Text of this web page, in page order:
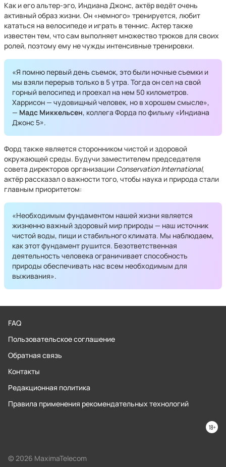
Как и его альтер-эго, Индиана Джонс, актёр ведёт очень
активный образ жизни. Он «немного» тренируется, любит
кататься на велосипеде и играть в теннис. Актер также
известен тем, что сам выполняет множество трюков для своих
ролей, поэтому ему не чужды интенсивные тренировки.
«Я помню первый день съемок, это были ночные съемки и
мы взяли перерыв только в 5 утра. Тогда он сел на свой
горный велосипед и проехал на нем 50 километров.
Харрисон — чудовищный человек, но в хорошем смысле»,
— Мадс Миккельсен, коллега Форда по фильму «Индиана
Джонс 5».
Форд также является сторонником чистой и здоровой
окружающей среды. Будучи заместителем председателя
совета директоров организации Conservation International,
актёр рассказал о важности того, чтобы наука и природа стали
главным приоритетом:
«Необходимым фундаментом нашей жизни является
жизненно важный здоровый мир природы — наш источник
чистой воды, пищи и стабильного климата. Мы наблюдаем,
как этот фундамент рушится. Безответственная
деятельность человека ограничивает способность
природы обеспечивать нас всем необходимым для
выживания».
FAQ
Пользовательское соглашение
Обратная связь
Контакты
Редакционная политика
Правила применения рекомендательных технологий
© 2026 MaximaTelecom